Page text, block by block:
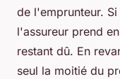
de l'emprunteur.
l'assureur prend
restant dû. En
seul la moitié du